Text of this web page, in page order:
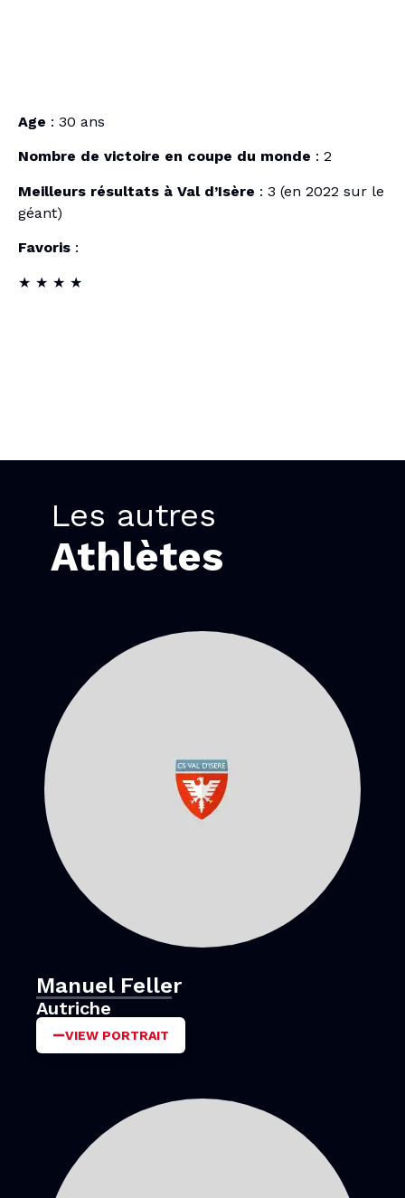
Age : 30 ans
Nombre de victoire en coupe du monde : 2
Meilleurs résultats à Val d’Isère : 3 (en 2022 sur le
géant)
Favoris :
★ ★ ★ ★
Les autres
Athlètes
Manuel Feller
Autriche
VIEW PORTRAIT